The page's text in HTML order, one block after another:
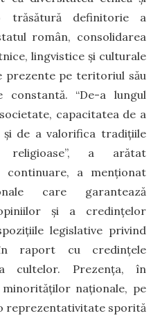
trăsătură definitorie a
român, consolidarea
lingvistice și culturale
prezente pe teritoriul său
constantă. “De-a lungul
capacitatea de a
de a valorifica tradițiile
religioase”, a arătat
continuare, a menționat
care garantează
și a credințelor
legislative privind
raport cu credințele
cultelor. Prezența, în
naționale, pe
reprezentativitate sporită